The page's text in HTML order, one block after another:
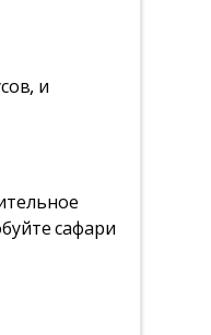
и
сафари